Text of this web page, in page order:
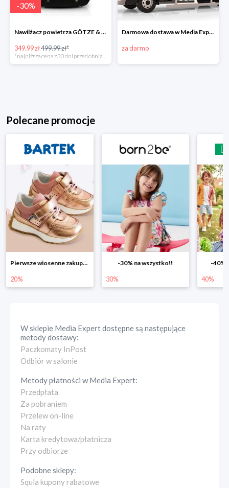
-30%
Nawilżacz powietrza GÖTZE & JENSEN AH201KG
349.99 zł499.99 zł*
Darmowa dostawa w Media Expert
za darmo
Polecane promocje
-30% na wszystko!!
30%
-40% na drugą sztukę
40% 25%
W sklepie Media Expertdostępne są następujące
metody dostawy:
Paczkomaty InPost
Odbiór w salonie
Metody płatności wMedia Expert:
Przedpłata
Za pobraniem
Przelew on-line
Na raty
Karta kredytowa/płatnicza
Przy odbiorze
Podobne sklepy:
Squla kupony rabatowe